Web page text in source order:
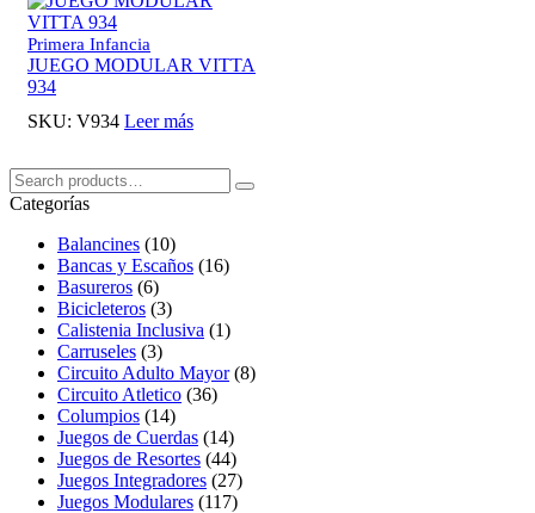
Primera Infancia
JUEGO MODULAR VITTA
934
SKU: V934 Leer más
Buscar:
Search
Categorías
Balancines (10)
Bancas y Escaños (16)
Basureros (6)
Bicicleteros (3)
Calistenia Inclusiva (1)
Carruseles (3)
Circuito Adulto Mayor (8)
Circuito Atletico (36)
Columpios (14)
Juegos de Cuerdas (14)
Juegos de Resortes (44)
Juegos Integradores (27)
Juegos Modulares (117)